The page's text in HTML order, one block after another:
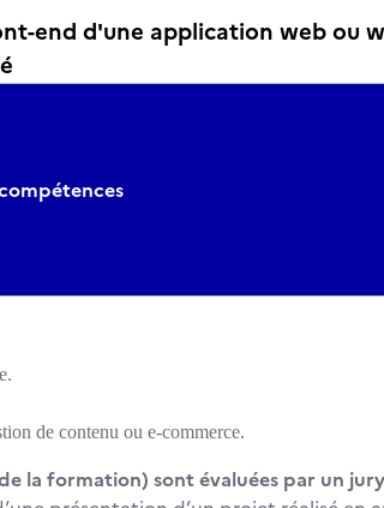
end d'une application web ou
de contenu ou e-commerce.
la formation) sont évaluées par un